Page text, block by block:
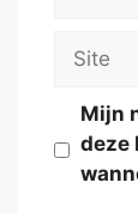
Site
Mijn
deze